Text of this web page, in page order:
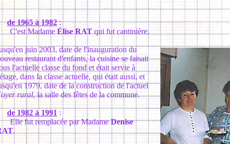
de 1965 à 1982:
Madame Élise RAT qui fut cantinière.
juin 2003, date de l'inauguration du
restaurant d'enfants, la cuisine se faisait
l'actuelle classe du fond et était servie à
dans la classe actuelle, qui était aussi, et
1979, date de la construction de l'actuel
rural, la salle des fêtes de la commune.
de 1982 à 1991 :
fut remplacée par MadameDenise
.